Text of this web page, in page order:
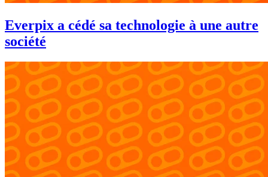
Everpix a cédé sa technologie à une autre
société